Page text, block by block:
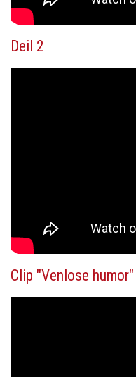
Deil 2
Clip "Venlose humor"